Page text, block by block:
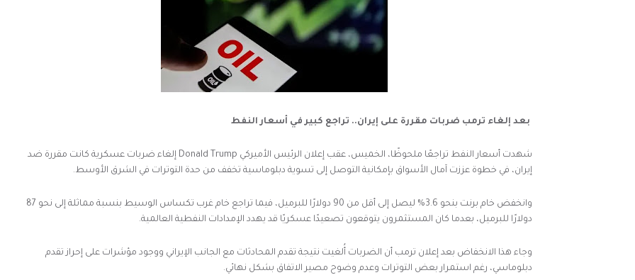
بعد إلغاء ترمب ضربات مقررة على إيران.. تراجع كبير في أسعار النفط
شهدت أسعار النفط تراجعًا ملحوظًا، الخميس، عقب إعلان الرئيس الأميركي Donald Trump إلغاء ضربات عسكرية كانت مقررة ضد
إيران، في خطوة عززت آمال الأسواق بإمكانية التوصل إلى تسوية دبلوماسية تخفف من حدة التوترات في الشرق الأوسط.
وانخفض خام برنت بنحو 3.6% ليصل إلى أقل من 90 دولارًا للبرميل، فيما تراجع خام غرب تكساس الوسيط بنسبة مماثلة إلى نحو 87
دولارًا للبرميل، بعدما كان المستثمرون يتوقعون تصعيدًا عسكريًا قد يهدد الإمدادات النفطية العالمية.
وجاء هذا الانخفاض بعد إعلان ترمب أن الضربات أُلغيت نتيجة تقدم المحادثات مع الجانب الإيراني ووجود مؤشرات على إحراز تقدم
دبلوماسي، رغم استمرار بعض التوترات وعدم وضوح مصير الاتفاق بشكل نهائي.